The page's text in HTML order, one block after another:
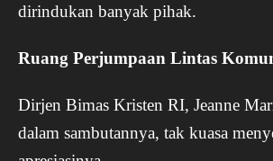
dirindukan banyak pihak.
Ruang Perjumpaan Lintas
Dirjen Bimas Kristen RI, Jeanne
dalam sambutannya, tak kuasa